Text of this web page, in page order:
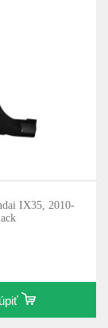
IX35, 2010-